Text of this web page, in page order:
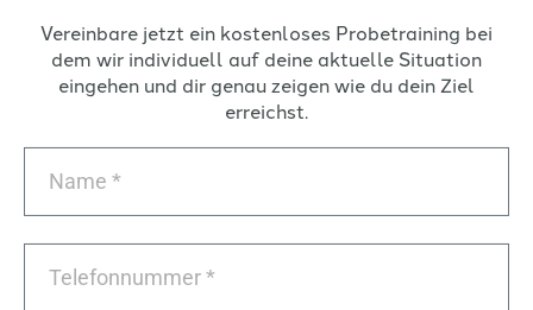
Vereinbare jetzt ein kostenloses Probetraining bei
dem wir individuell auf deine aktuelle Situation
eingehen und dir genau zeigen wie du dein Ziel
erreichst.